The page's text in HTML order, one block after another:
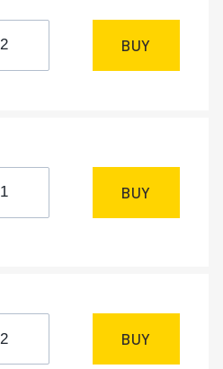
BUY
BUY
BUY